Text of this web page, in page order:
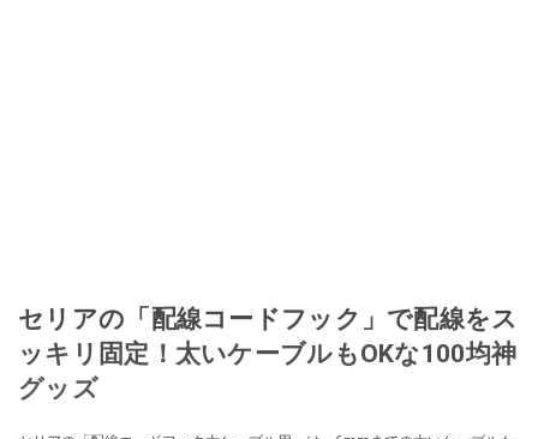
セリアの「配線コードフック」で配線をス
ッキリ固定！太いケーブルもOKな100均神
グッズ